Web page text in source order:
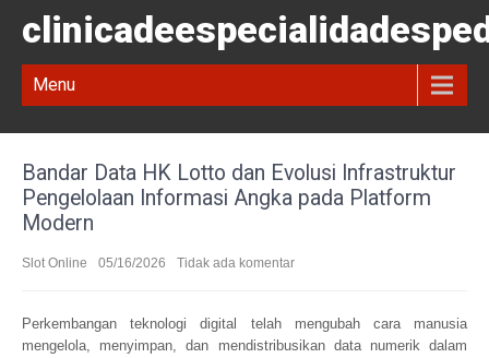
Menu
Bandar Data HK Lotto dan Evolusi Infrastruktur
Pengelolaan Informasi Angka pada Platform
Modern
Slot Online 05/16/2026 Tidak ada komentar
Perkembangan teknologi digital telah mengubah cara manusia
mengelola, menyimpan, dan mendistribusikan data numerik dalam